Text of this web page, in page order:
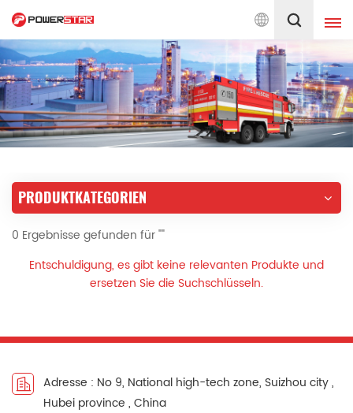
Seit 1990 engagiert für
Deutsch
English français
Deutsch русский
português
العربية
한국의 Türkçe
Tiếng Việt Indonesia
中文 қазақ
PRODUKTKATEGORIEN
0 Ergebnisse gefunden für ""
Entschuldigung, es gibt keine relevanten Produkte und
ersetzen Sie die Suchschlüsseln.
Adresse : No 9, National high-tech zone, Suizhou city ,
Hubei province , China